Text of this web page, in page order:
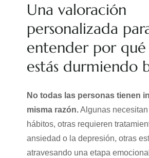
Una valoración
personalizada
entender por
estás durmiendo
No todas las personas tienen
misma razón.Algunas
hábitos, otras requieren
ansiedad o la depresión, otras
atravesando una etapa